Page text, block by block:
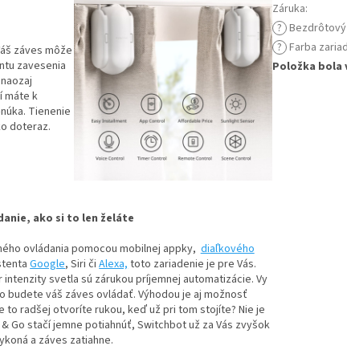
záves môže
zavesenia
máte k
Tienenie
doteraz.
ako si to len želáte
ovládania pomocou mobilnej appky,diaľkového
Google, Siri čiAlexa,toto zariadenie je pre Vás.
svetla sú zárukou príjemnej automatizácie. Vy
budete váš záves ovládať. Výhodou je aj možnosť
to radšej otvoríte rukou, keď už pri tom stojíte? Nie je
Go stačí jemne potiahnúť, Switchbot už za Vás zvyšok
a záves zatiahne.
Záruka:
?
? Farba
Položka